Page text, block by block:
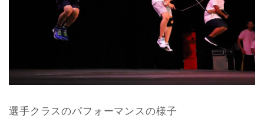
選手クラスのパフォーマンスの様子